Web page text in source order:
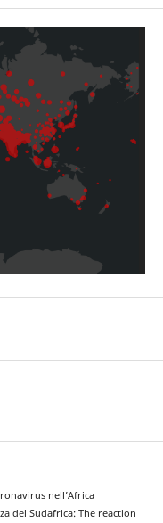
nell’Africa
del Sudafrica: The reaction